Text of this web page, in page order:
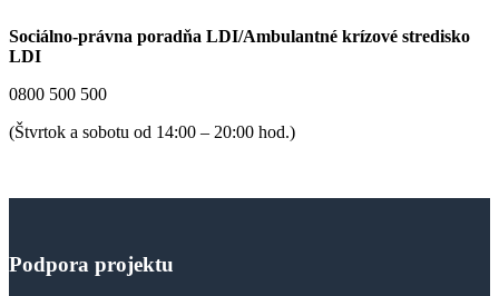
Sociálno-právna poradňa LDI/Ambulantné krízové stredisko
LDI
0800 500 500
(Štvrtok a sobotu od 14:00 – 20:00 hod.)
Podpora projektu